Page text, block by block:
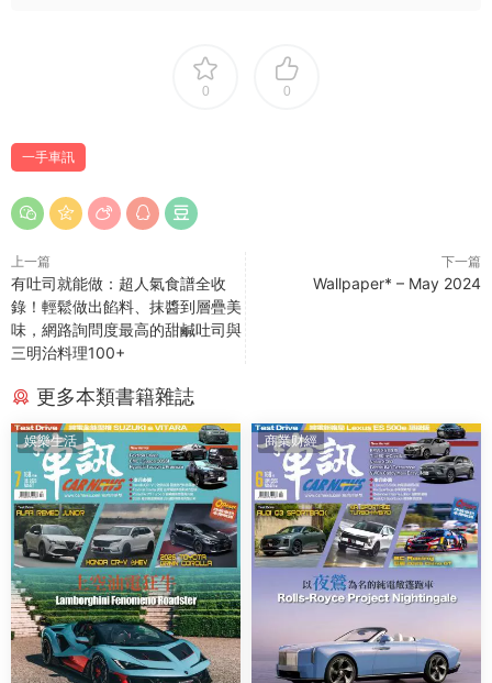
0 0
一手車訊
上一篇
有吐司就能做：超人氣食譜全收
錄！輕鬆做出餡料、抹醬到層疊美
味，網路詢問度最高的甜鹹吐司與
三明治料理100+
下一篇
Wallpaper* – May 2024
更多本類書籍雜誌
娛樂生活 商業财經